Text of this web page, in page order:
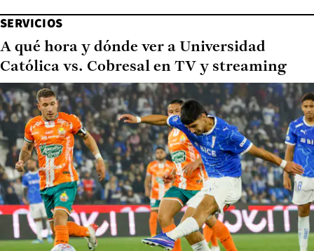
SERVICIOS
A qué hora y dónde ver a Universidad
Católica vs. Cobresal en TV y streaming